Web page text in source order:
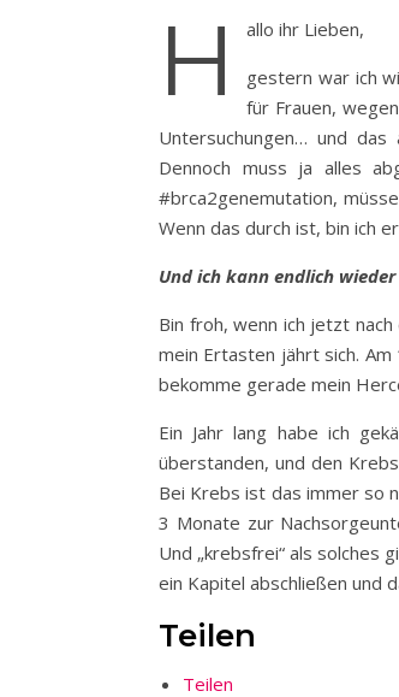
H
allo ihr Lieben,
gestern war ich
für Frauen,
Untersuchungen… und
Dennoch muss ja alles
#brca2genemutation,
Wenn das durch ist, bin ich
Und ich kann endlich
Bin froh, wenn ich jetzt
mein Ertasten jährt sich. Am
bekomme gerade mein
Ein Jahr lang habe ich
überstanden, und den
Bei Krebs ist das immer so
3 Monate zur
Und „krebsfrei“ als solches
ein Kapitel abschließen und
Teilen
Teilen